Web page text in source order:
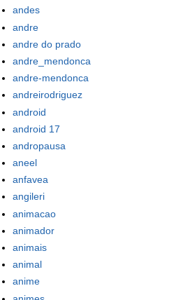
andes
andre
andre do prado
andre_mendonca
andre-mendonca
andreirodriguez
android
android 17
andropausa
aneel
anfavea
angileri
animacao
animador
animais
animal
anime